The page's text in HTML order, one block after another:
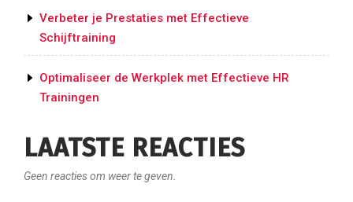
Verbeter je Prestaties met Effectieve
Schijftraining
Optimaliseer de Werkplek met Effectieve HR
Trainingen
LAATSTE REACTIES
Geen reacties om weer te geven.